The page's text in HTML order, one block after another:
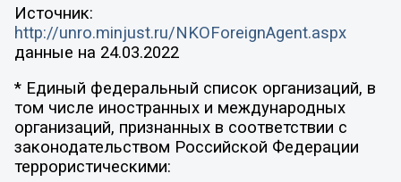
Источник:
http://unro.minjust.ru/NKOForeignAgent.aspx
данные на 24.03.2022
* Единый федеральный список организаций, в
том числе иностранных и международных
организаций, признанных в соответствии с
законодательством Российской Федерации
террористическими: